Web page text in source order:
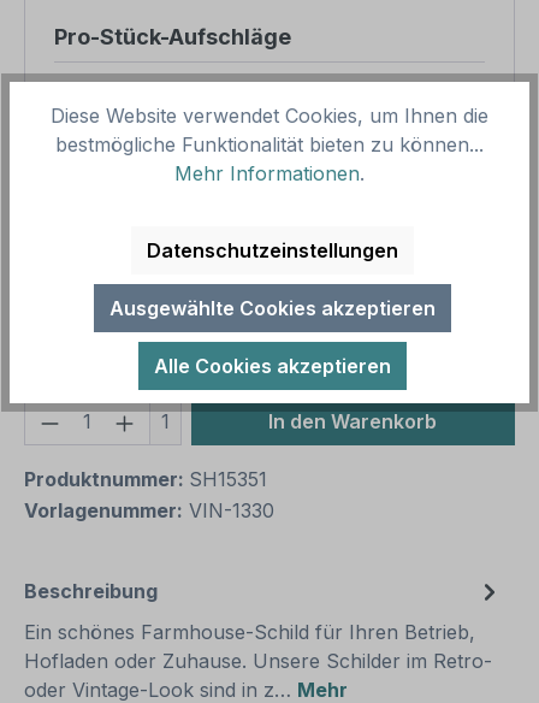
Pro-Stück-Aufschläge
Zwischensumme
14,40 €
Gesamtpreis
Preise inkl. MwSt. zzgl. Versandkosten
Aufgrund von Neuberechnungen im Warenkorb sind
abweichende Endpreise möglich.
Produkt Anzahl: Gib den gewünschten
1 In den Warenkorb
Produktnummer: SH15351
Vorlagenummer: VIN-1330
Beschreibung
Ein schönes Farmhouse-Schild für Ihren Betrieb,
Hofladen oder Zuhause. Unsere Schilder im Retro-
oder Vintage-Look sind in z… Mehr
Diese Website verwendet Cookies, um Ihnen die
bestmögliche Funktionalität bieten zu können...
Mehr Informationen.
Datenschutzeinstellungen
Ausgewählte Cookies akzeptieren
Alle Cookies akzeptieren